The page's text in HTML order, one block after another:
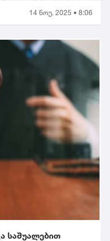
14 ნოე. 2025 • 8:06
საშუალებით